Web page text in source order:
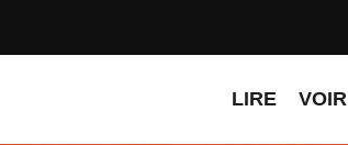
LIRE VOIR